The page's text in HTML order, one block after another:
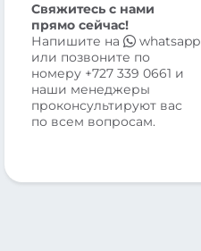
Свяжитесь с нами
прямо сейчас!
Напишите на
whatsapp
или позвоните по
номеру +727 339 0661 и
наши менеджеры
проконсультируют вас
по всем вопросам.